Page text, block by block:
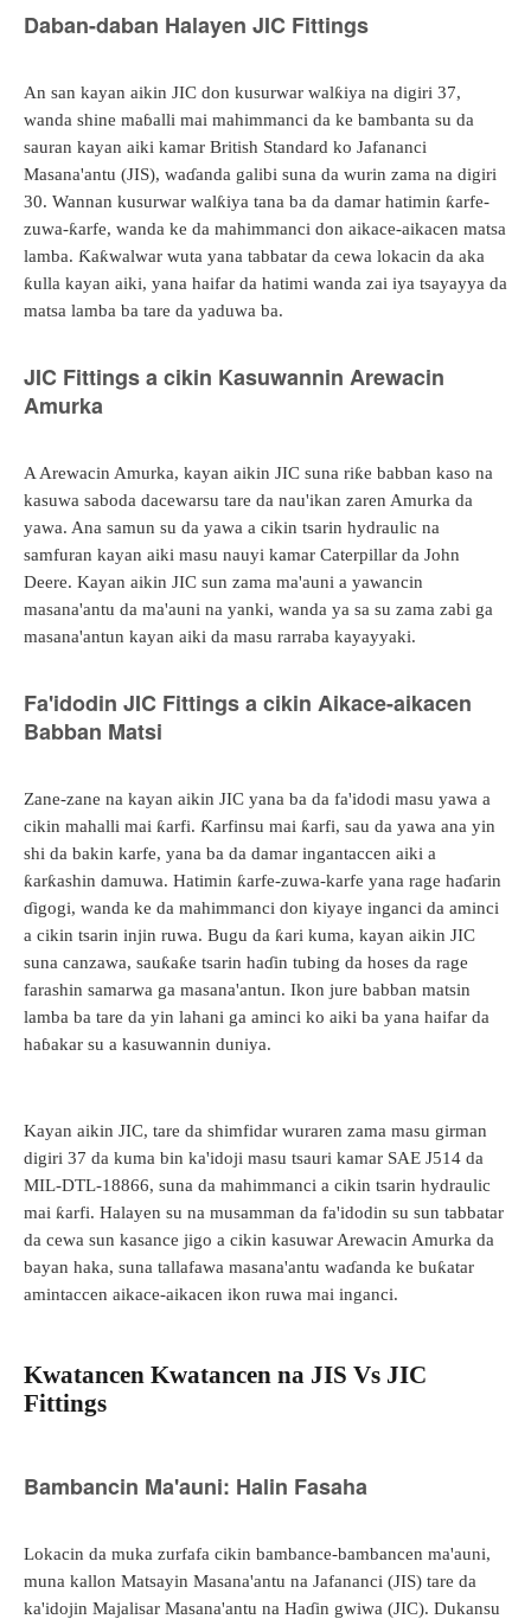
Daban-daban Halayen JIC Fittings
An san kayan aikin JIC don kusurwar walƙiya na digiri 37,
wanda shine maɓalli mai mahimmanci da ke bambanta su da
sauran kayan aiki kamar British Standard ko Jafananci
Masana'antu (JIS), waɗanda galibi suna da wurin zama na digiri
30. Wannan kusurwar walƙiya tana ba da damar hatimin ƙarfe-
zuwa-ƙarfe, wanda ke da mahimmanci don aikace-aikacen matsa
lamba. Ƙaƙwalwar wuta yana tabbatar da cewa lokacin da aka
ƙulla kayan aiki, yana haifar da hatimi wanda zai iya tsayayya da
matsa lamba ba tare da yaduwa ba.
JIC Fittings a cikin Kasuwannin Arewacin
Amurka
A Arewacin Amurka, kayan aikin JIC suna riƙe babban kaso na
kasuwa saboda dacewarsu tare da nau'ikan zaren Amurka da
yawa. Ana samun su da yawa a cikin tsarin hydraulic na
samfuran kayan aiki masu nauyi kamar Caterpillar da John
Deere. Kayan aikin JIC sun zama ma'auni a yawancin
masana'antu da ma'auni na yanki, wanda ya sa su zama zabi ga
masana'antun kayan aiki da masu rarraba kayayyaki.
Fa'idodin JIC Fittings a cikin Aikace-aikacen
Babban Matsi
Zane-zane na kayan aikin JIC yana ba da fa'idodi masu yawa a
cikin mahalli mai ƙarfi. Ƙarfinsu mai ƙarfi, sau da yawa ana yin
shi da bakin karfe, yana ba da damar ingantaccen aiki a
ƙarƙashin damuwa. Hatimin ƙarfe-zuwa-karfe yana rage haɗarin
ɗigogi, wanda ke da mahimmanci don kiyaye inganci da aminci
a cikin tsarin injin ruwa. Bugu da ƙari kuma, kayan aikin JIC
suna canzawa, sauƙaƙe tsarin haɗin tubing da hoses da rage
farashin samarwa ga masana'antun. Ikon jure babban matsin
lamba ba tare da yin lahani ga aminci ko aiki ba yana haifar da
haɓakar su a kasuwannin duniya.
Kayan aikin JIC, tare da shimfidar wuraren zama masu girman
digiri 37 da kuma bin ka'idoji masu tsauri kamar SAE J514 da
MIL-DTL-18866, suna da mahimmanci a cikin tsarin hydraulic
mai ƙarfi. Halayen su na musamman da fa'idodin su sun tabbatar
da cewa sun kasance jigo a cikin kasuwar Arewacin Amurka da
bayan haka, suna tallafawa masana'antu waɗanda ke buƙatar
amintaccen aikace-aikacen ikon ruwa mai inganci.
Kwatancen Kwatancen na JIS Vs JIC
Fittings
Bambancin Ma'auni: Halin Fasaha
Lokacin da muka zurfafa cikin bambance-bambancen ma'auni,
muna kallon Matsayin Masana'antu na Jafananci (JIS) tare da
ka'idojin Majalisar Masana'antu na Haɗin gwiwa (JIC). Dukansu